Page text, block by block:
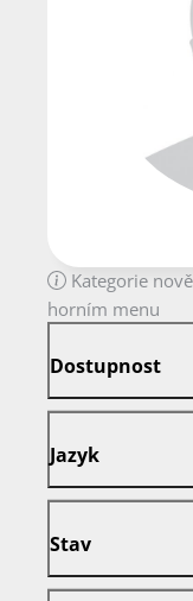
Kategorie
horním menu
Dostupnost
Jazyk
Stav